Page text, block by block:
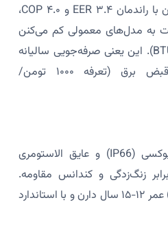
داکت اسپلیت‌های فرااکسیژن با راندمان EER ۳.۴ و COP ۴.۰،
رو ۲۰-۳۰٪ نسبت به مدل‌های معمولی کم می‌کنن
(۸-۱۲ آمپر برای ۳۶۰۰۰ BTU/hr). این یعنی صرفه‌جویی سالیانه
۳-۵ میلیون تومن تو قبض برق (تعرفه ۱۰۰۰ تومن/
بدنه گالوانیزه با پوشش اپوکسی (IP66) و عایق الاستومری
در برابر زنگ‌زدگی و کندانس مقاومه.
کمپرسورهای روتاری (GMCC) عمر ۱۲-۱۵ سال دارن و با استاندارد